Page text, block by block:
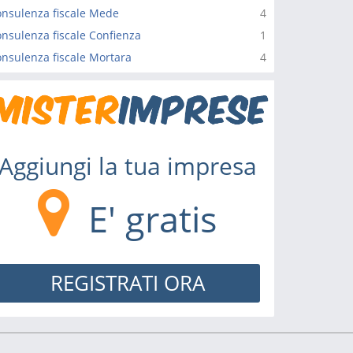
4
fiscale Mede
1
fiscale Confienza
4
fiscale Mortara
la tua impresa
E' gratis
REGISTRATI ORA